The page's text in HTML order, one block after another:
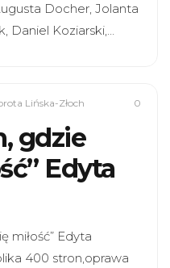
Docher, Jolanta
Daniel Koziarski,…
Lińska-Złoch 0
gdzie
Edyta
miłość” Edyta
400 stron,oprawa